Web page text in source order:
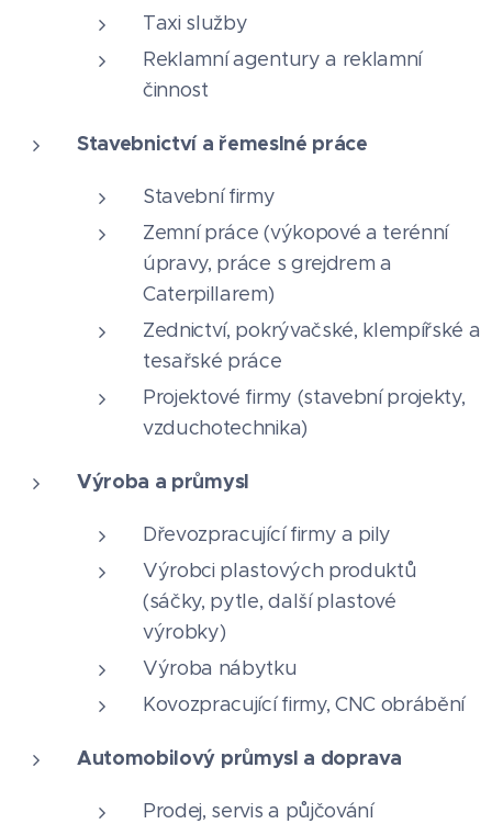
Taxi služby
Reklamní agentury a reklamní
činnost
Stavebnictví a řemeslné práce
Stavební firmy
Zemní práce (výkopové a terénní
úpravy, práce s grejdrem a
Caterpillarem)
Zednictví, pokrývačské, klempířské a
tesařské práce
Projektové firmy (stavební projekty,
vzduchotechnika)
Výroba a průmysl
Dřevozpracující firmy a pily
Výrobci plastových produktů
(sáčky, pytle, další plastové
výrobky)
Výroba nábytku
Kovozpracující firmy, CNC obrábění
Automobilový průmysl a doprava
Prodej, servis a půjčování